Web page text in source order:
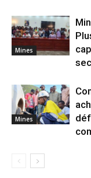
Mines
Mines